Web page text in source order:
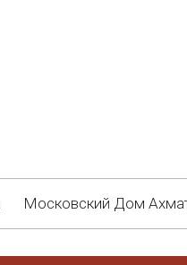
Московский Дом